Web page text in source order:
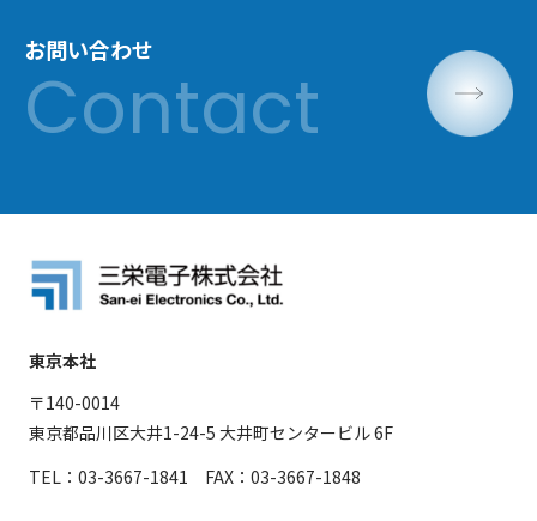
お問い合わせ
東京本社
〒140-0014
東京都品川区大井1-24-5 大井町センタービル 6F
TEL：03-3667-1841 FAX：03-3667-1848